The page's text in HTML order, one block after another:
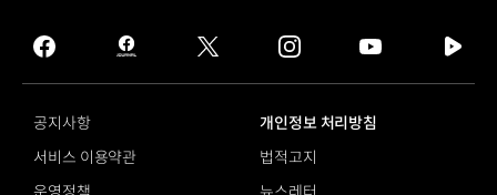
GROUP
facebook
hmg
journal
twitter instagram
tv
공지사항
개인정보 처리방침
서비스 이용약관
법적고지